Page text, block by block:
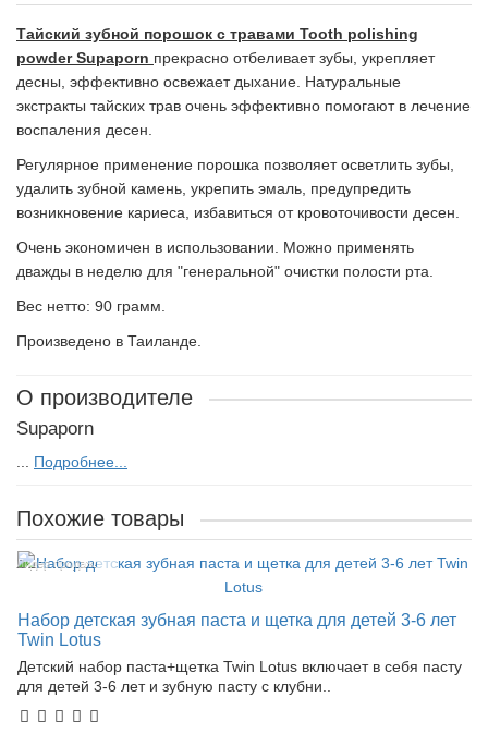
Тайский зубной порошок с травами Tooth polishing
powder Supaporn прекрасно отбеливает зубы, укрепляет
десны, эффективно освежает дыхание. Натуральные
экстракты тайских трав очень эффективно помогают в лечение
воспаления десен.
Регулярное применение порошка позволяет осветлить зубы,
удалить зубной камень, укрепить эмаль, предупредить
возникновение кариеса, избавиться от кровоточивости десен.
Очень экономичен в использовании. Можно применять
дважды в неделю для "генеральной" очистки полости рта.
Вес нетто: 90 грамм.
Произведено в Таиланде.
О производителе
Supaporn
Подробнее...
Похожие товары
Лидер продаж!
Набор детская зубная паста и щетка для детей 3-6 лет
Twin Lotus
Детский набор паста+щетка Twin Lotus включает в себя пасту
для детей 3-6 лет и зубную пасту с клубни..